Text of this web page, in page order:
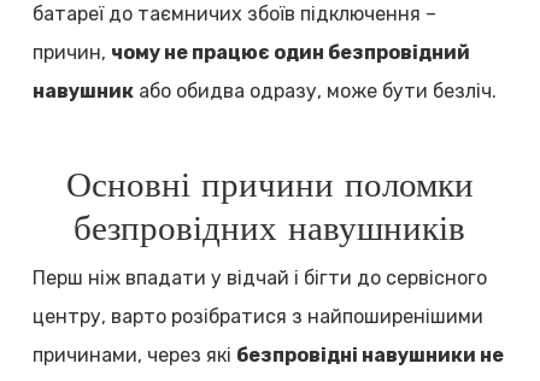
батареї до таємничих збоїв підключення –
причин, чому не працює один безпровідний
навушникабо обидва одразу, може бути безліч.
Основні причини поломки
безпровідних навушників
Перш ніж впадати у відчай і бігти до сервісного
центру, варто розібратися з найпоширенішими
причинами, через які безпровідні навушники не